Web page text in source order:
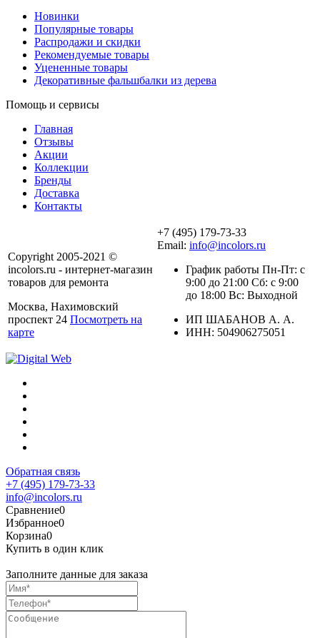
Новинки
Популярные товары
Распродажи и скидки
Рекомендуемые товары
Уцененные товары
Декоративные фальшбалки из дерева
Помощь и сервисы
Главная
Отзывы
Акции
Коллекции
Бренды
Доставка
Контакты
Copyright 2005-2021 ©
incolors.ru - интернет-магазин
товаров для ремонта
Москва, Нахимовский
проспект 24 Посмотреть на
карте
+7 (495) 179-73-33
Email: info@incolors.ru
График работы Пн-Пт: с
9:00 до 21:00 Сб: с 9:00
до 18:00 Вс: Выходной
ИП ШАБАНОВ А. А.
ИНН: 504906275051
Обратная связь
+7 (495) 179-73-33
info@incolors.ru
Сравнение0
Избранное0
Корзина0
Купить в один клик
Заполните данные для заказа